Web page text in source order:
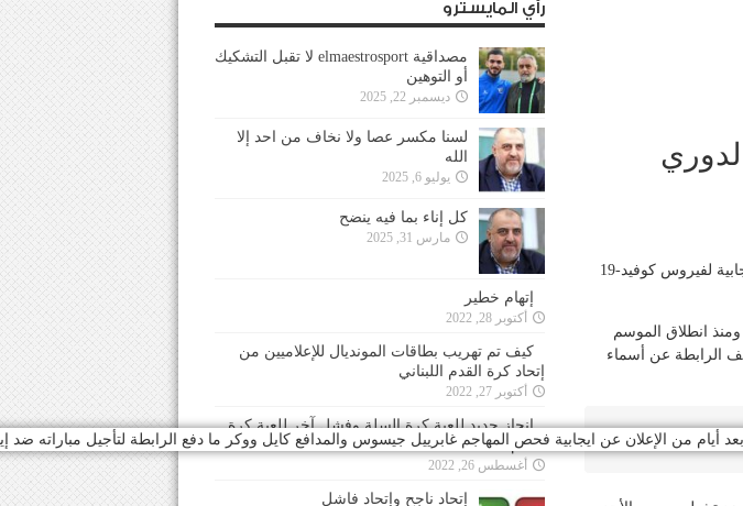
قالت رابطة الدوري الإنجليزي الممتاز لكرة القدم يوم الثلاثاء، إنها سجلت 18 حالة إيجابية لفيروس كوفيد-19
بين يومي 21 و27 ديسمبر الجاري. ومنذ انطلاق الموسم
كورونا. ولم تكشف الرابطة عن أسماء
أيام من الإعلان عن ايجابية فحص المهاجم غابرييل جيسوس والمدافع كايل ووكر ما دفع الرابطة لتأجيل مباراته ضد
رأي المايسترو
مصداقية elmaestrosport لا تقبل التشكيك
أو التوهين
ديسمبر 22, 2025
لسنا مكسر عصا ولا نخاف من احد إلا
الله
يوليو 6, 2025
كل إناء بما فيه ينضح
مارس 31, 2025
إتهام خطير
أكتوبر 28, 2022
كيف تم تهريب بطاقات المونديال للإعلاميين من
إتحاد كرة القدم اللبناني
أكتوبر 27, 2022
إنجاز جديد للعبة كرة السلة وفشل آخر للعبة كرة
القدم
أغسطس 26, 2022
إتحاد ناجح وإتحاد فاشل